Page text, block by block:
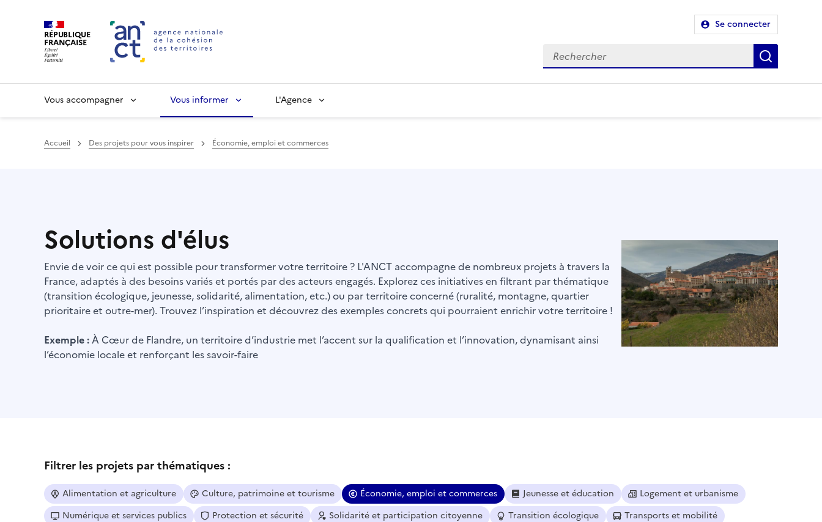
RÉPUBLIQUE
FRANÇAISE
Se connecter
Vous accompagner Vous informer L'Agence
Accueil Des projets pour vous inspirer Économie, emploi et commerces
Solutions d'élus
Envie de voir ce qui est possible pour transformer votre territoire ? L'ANCT accompagne de nombreux projets à travers la
France, adaptés à des besoins variés et portés par des acteurs engagés. Explorez ces initiatives en filtrant par thématique
(transition écologique, jeunesse, solidarité, alimentation, etc.) ou par territoire concerné (ruralité, montagne, quartier
prioritaire et outre-mer). Trouvez l’inspiration et découvrez des exemples concrets qui pourraient enrichir votre territoire !
Exemple :À Cœur de Flandre, un territoire d’industrie met l’accent sur la qualification et l’innovation, dynamisant ainsi
l’économie locale et renforçant les savoir-faire
Filtrer les projets par thématiques :
Alimentation et agriculture Culture, patrimoine et tourisme Économie, emploi et commerces Jeunesse et éducation
Logement et urbanisme
Numérique et services publics
Protection et sécurité Solidarité et participation citoyenne Transition écologique Transports et mobilité